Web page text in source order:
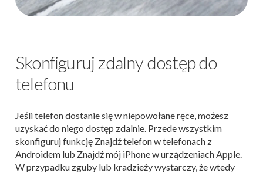
Skonfiguruj zdalny dostęp do
telefonu
Jeśli telefon dostanie się w niepowołane ręce, możesz
uzyskać do niego dostęp zdalnie. Przede wszystkim
skonfiguruj funkcję Znajdź telefon w telefonach z
Androidem lub Znajdź mój iPhone w urządzeniach Apple.
W przypadku zguby lub kradzieży wystarczy, że wtedy